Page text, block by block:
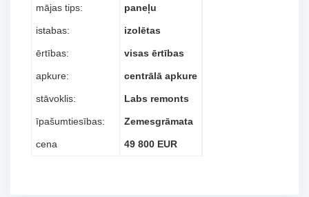
mājas tips: paneļu
istabas: izolētas
ērtības: visas ērtības
apkure: centrālā apkure
stāvoklis: Labs remonts
īpašumtiesības: Zemesgrāmata
cena 49 800 EUR